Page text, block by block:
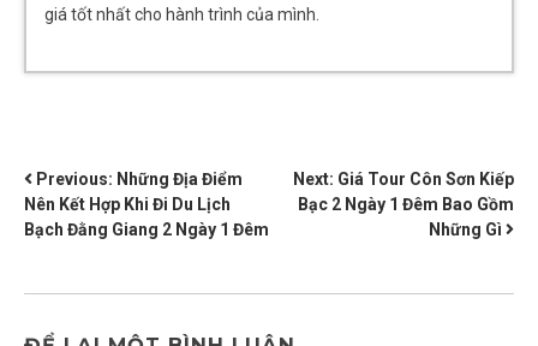
giá tốt nhất cho hành trình của mình.
ĐIỀU
HƯỚNG
VIẾT
Previous: Những Địa Điểm
Nên Kết Hợp Khi Đi Du Lịch
Bạch Đằng Giang 2 Ngày 1 Đêm
Next: Giá Tour Côn Sơn Kiếp
Bạc 2 Ngày 1 Đêm Bao Gồm
Những Gì